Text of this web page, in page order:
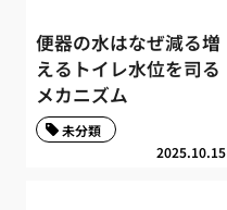
便器の水はなぜ減る増
えるトイレ水位を司る
メカニズム
2025.10.15
未分類